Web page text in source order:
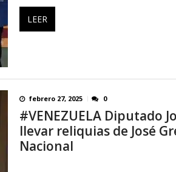
LEER
febrero 27, 2025 0
#VENEZUELA Diputado
llevar reliquias de José
Nacional